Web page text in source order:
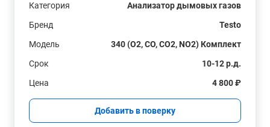
Категория
Анализатор дымовых газов
Бренд
Testo
Модель
340 (O2, CO, CO2, NO2) Комплект
Срок
10-12 р.д.
Цена
4 800 ₽
Добавить в поверку